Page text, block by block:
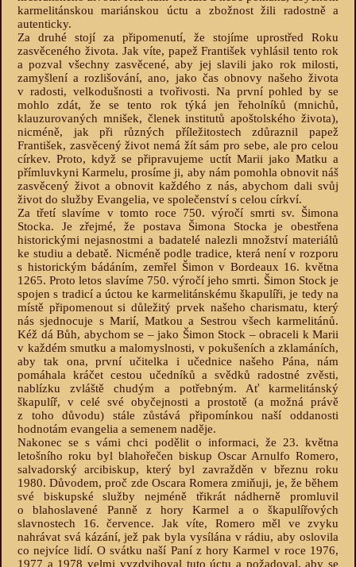
karmelitánskou mariánskou úctu a zbožnost žili radostně a
autenticky.
Za druhé stojí za připomenutí, že stojíme uprostřed Roku
zasvěceného života. Jak víte, papež František vyhlásil tento rok
a pozval všechny zasvěcené, aby jej slavili jako rok milosti,
zamyšlení a rozlišování, ano, jako čas obnovy našeho života
v radosti, velkodušnosti a tvořivosti. Na první pohled by se
mohlo zdát, že se tento rok týká jen řeholníků (mnichů,
klauzurovaných mnišek, členek institutů apoštolského života),
nicméně, jak při různých příležitostech zdůraznil papež
František, zasvěcený život nemá žít sám pro sebe, ale pro celou
církev. Proto, když se připravujeme uctít Marii jako Matku a
přímluvkyni Karmelu, prosíme ji, aby nám pomohla obnovit náš
zasvěcený život a obnovit každého z nás, abychom dali svůj
život do služby Evangelia, ve společenství s celou církví.
Za třetí slavíme v tomto roce 750. výročí smrti sv. Šimona
Stocka. Je zřejmé, že postava Šimona Stocka je obestřena
historickými nejasnostmi a badatelé nalezli množství materiálů
ke studiu a debatě. Nicméně podle tradice, která není v rozporu
s historickým bádáním, zemřel Šimon v Bordeaux 16. května
1265. Proto letos slavíme 750. výročí jeho smrti. Šimon Stock je
spojen s tradicí a úctou ke karmelitánskému škapulíři, je tedy na
místě připomenout si důležitý prvek našeho charismatu, který
nás sjednocuje s Marií, Matkou a Sestrou všech karmelitánů.
Kéž dá Bůh, abychom se – jako Šimon Stock – obraceli k Marii
v každém smutku a malomyslnosti, v pokušeních a zklamáních,
aby tak ona, první učitelka i učednice našeho Pána, nám
pomáhala kráčet cestou učedníků a svědků radostné zvěsti,
nablízku zvláště chudým a potřebným. Ať karmelitánský
škapulíř, v celé své obyčejnosti a prostotě (a možná právě
z toho důvodu) stále zůstává připomínkou naší oddanosti
hodnotám evangelia a semenem naděje.
Nakonec se s vámi chci podělit o informaci, že 23. května
letošního roku byl blahořečen biskup Oscar Arnulfo Romero,
salvadorský arcibiskup, který byl zavražděn v březnu roku
1980. Důvodem, proč zde Oscara Romera zmiňuji, je, že během
své biskupské služby nejméně třikrát nádherně promluvil
o blahoslavené Panně z hory Karmel a o škapulířových
slavnostech 16. července. Jak víte, Romero měl ve zvyku
nahrávat svá kázání, jež pak byla vysílána v rádiu, aby oslovila
co nejvíce lidí. O svátku naší Paní z hory Karmel v roce 1976,
1977 a 1978 velmi vyzdvihoval tuto úctu a požadoval, aby se